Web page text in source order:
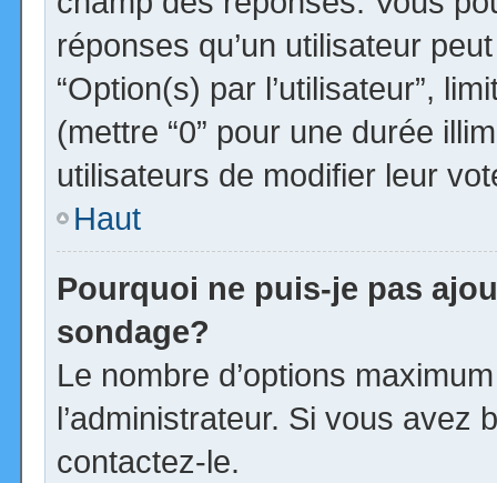
réponses qu’un utilisateur
“Option(s) par l’utilisateur”,
(mettre “0” pour une durée
utilisateurs de modifier leur
Haut
Pourquoi ne puis-je pas
sondage?
Le nombre d’options
l’administrateur. Si vous avez
contactez-le.